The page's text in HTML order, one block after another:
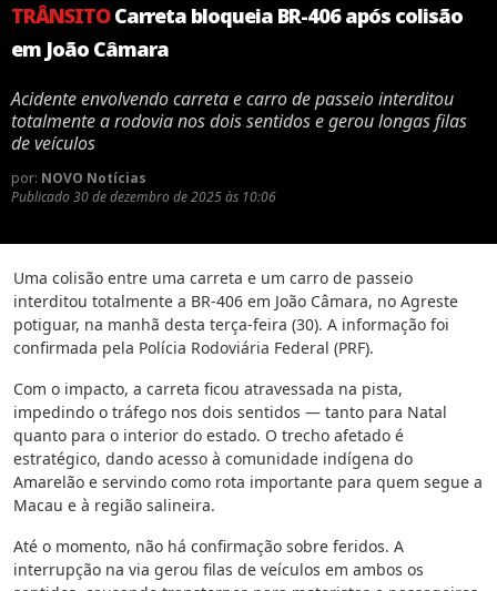
TRÂNSITOCarreta bloqueia BR-406 após colisão
em João Câmara
Acidente envolvendo carreta e carro de passeio interditou
totalmente a rodovia nos dois sentidos e gerou longas filas
de veículos
por: NOVO Notícias
Publicado 30 de dezembro de 2025 às 10:06
Uma colisão entre uma carreta e um carro de passeio
interditou totalmente a BR-406 em João Câmara, no Agreste
potiguar, na manhã desta terça-feira (30). A informação foi
confirmada pela Polícia Rodoviária Federal (PRF).
Com o impacto, a carreta ficou atravessada na pista,
impedindo o tráfego nos dois sentidos — tanto para Natal
quanto para o interior do estado. O trecho afetado é
estratégico, dando acesso à comunidade indígena do
Amarelão e servindo como rota importante para quem segue a
Macau e à região salineira.
Até o momento, não há confirmação sobre feridos. A
interrupção na via gerou filas de veículos em ambos os